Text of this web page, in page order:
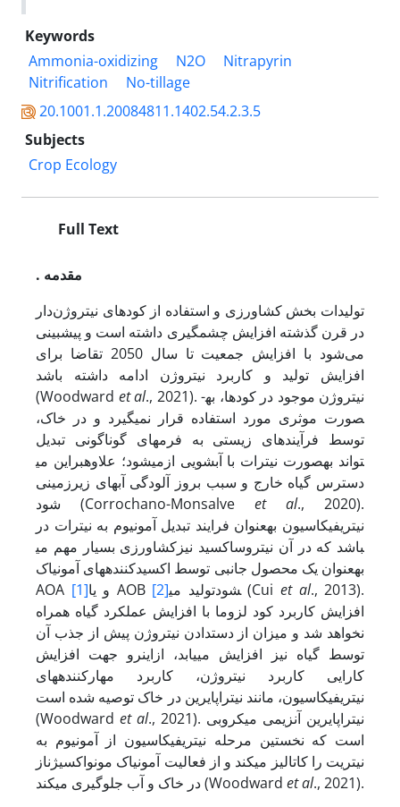
Keywords
Ammonia-oxidizing
N2O
Nitrapyrin
Nitrification
No-tillage
20.1001.1.20084811.1402.54.2.3.5
Subjects
Crop Ecology
Full Text
. مقدمه
تولیدات بخش کشاورزی و استفاده از کودهای نیتروژن‌دار
در قرن گذشته افزایش چشمگیری داشته است و پیش­بینی
می‌شود با افزایش جمعیت تا سال 2050 تقاضا برای
افزایش تولید و کاربرد نیتروژن ادامه داشته باشد
(Woodward et al., 2021). نیتروژن موجود در کودها، به­
صورت موثری مورد استفاده قرار نمی‏گیرد و در خاک،
توسط فرآیندهای زیستی به فرم‏های گوناگونی تبدیل
می‏شود؛ علاوه­بر­این می‎تواند به­صورت نیترات با آبشویی از
دسترس گیاه خارج و سبب بروز آلودگی آب‏های زیرزمینی
‏شود (Corrochano-Monsalve et al., 2020).
نیتریفیکاسیون به­عنوان فرایند تبدیل آمونیوم به نیترات در
کشاورزی بسیار مهم می‎باشد که در آن نیتروس­اکسید نیز
به­عنوان یک محصول جانبی توسط اکسید­کننده­های آمونیاک
AOA [1] و یا AOB [2] تولید می‎شود (Cui et al., 2013).
افزایش کاربرد کود لزوما با افزایش عملکرد گیاه همراه
نخواهد شد و میزان از دست­دادن نیتروژن پیش از جذب آن
توسط گیاه نیز افزایش می­یابد، از­این­رو جهت افزایش
کارایی کاربرد نیتروژن، کاربرد مهارکننده­های
نیتریفیکاسیون، مانند نیتراپایرین در خاک توصیه شده است
(Woodward et al., 2021). نیتراپایرین آنزیمی میکروبی
است که نخستین مرحله نیتریفیکاسیون از آمونیوم به
نیتریت را کاتالیز می­کند و از فعالیت آمونیاک مونواکسیژناز
در خاک و آب جلوگیری می­کند (Woodward etal., 2021).